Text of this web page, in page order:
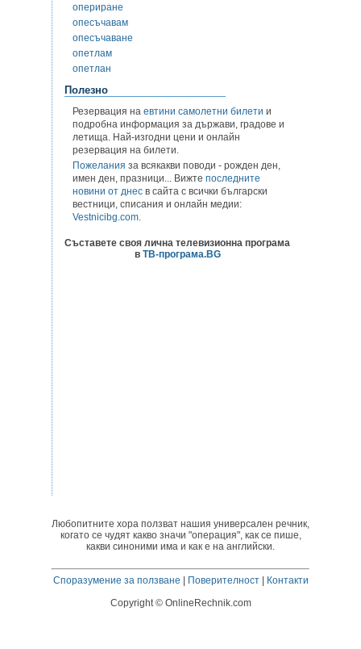
опериране
опесъчавам
опесъчаване
опетлам
опетлан
Полезно
Резервация на евтини самолетни билети и
подробна информация за държави, градове и
летища. Най-изгодни цени и онлайн
резервация на билети.
Пожелания за всякакви поводи - рожден ден,
имен ден, празници... Вижте последните
новини от днес в сайта с всички български
вестници, списания и онлайн медии:
Vestnicibg.com.
Съставете своя лична телевизионна програма
в ТВ-програма.BG
Любопитните хора ползват нашия универсален речник,
когато се чудят какво значи "операция", как се пише,
какви синоними има и как е на английски.
Споразумение за ползване Поверителност|
Контакти
Copyright © OnlineRechnik.com